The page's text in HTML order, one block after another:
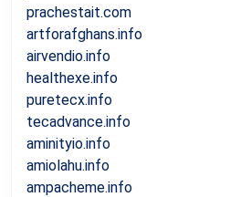
prachestait.com
artforafghans.info
airvendio.info
healthexe.info
puretecx.info
tecadvance.info
aminityio.info
amiolahu.info
ampacheme.info